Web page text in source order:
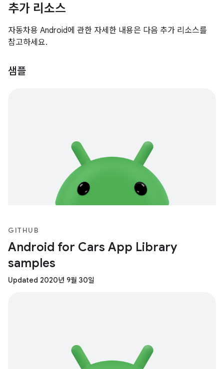
추가 리소스
자동차용 Android에 관한 자세한 내용은 다음 추가 리소스를
참고하세요.
샘플
GITHUB
Android for Cars App Library
samples
Updated 2020년 9월 30일